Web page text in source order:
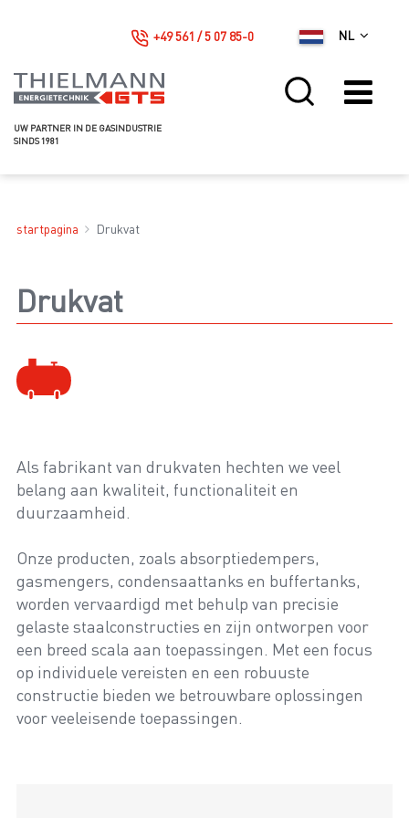
UW PARTNER IN DE GASINDUSTRIE
SINDS 1981
NL
+49 561 / 5 07 85-0
startpagina Drukvat
Drukvat
Als fabrikant van drukvaten hechten we veel
belang aan kwaliteit, functionaliteit en
duurzaamheid.
Onze producten, zoals absorptiedempers,
gasmengers, condensaattanks en buffertanks,
worden vervaardigd met behulp van precisie
gelaste staalconstructies en zijn ontworpen voor
een breed scala aan toepassingen. Met een focus
op individuele vereisten en een robuuste
constructie bieden we betrouwbare oplossingen
voor veeleisende toepassingen.